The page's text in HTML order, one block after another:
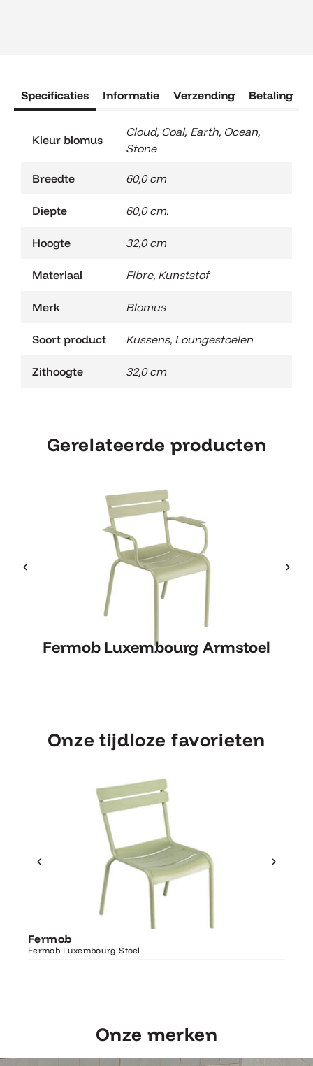
Specificaties Informatie Verzending Betaling
Kleur blomus
Cloud, Coal, Earth, Ocean,
Stone
Breedte 60,0 cm
Diepte 60,0 cm.
Hoogte 32,0 cm
Materiaal Fibre, Kunststof
Merk Blomus
Soort product Kussens, Loungestoelen
Zithoogte 32,0 cm
Gerelateerde producten
Fermob Luxembourg Armstoel
Fermob Luxembourg Armstoel
Onze tijdloze favorieten
Fermob
Fermob Luxembourg Stoel
Ontdek Fermob
Luxembourg Stoel
Onze merken